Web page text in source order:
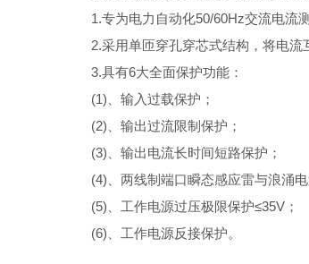
1.专为电力自动化50/60Hz交流电流
2.采用单匝穿孔穿芯式结构，将电流
3.具有6大全面保护功能：
(1)、输入过载保护；
(2)、输出过流限制保护；
(3)、输出电流长时间短路保护；
(4)、两线制端口瞬态感应雷与浪涌
(5)、工作电源过压极限保护≤35V；
(6)、工作电源反接保护。